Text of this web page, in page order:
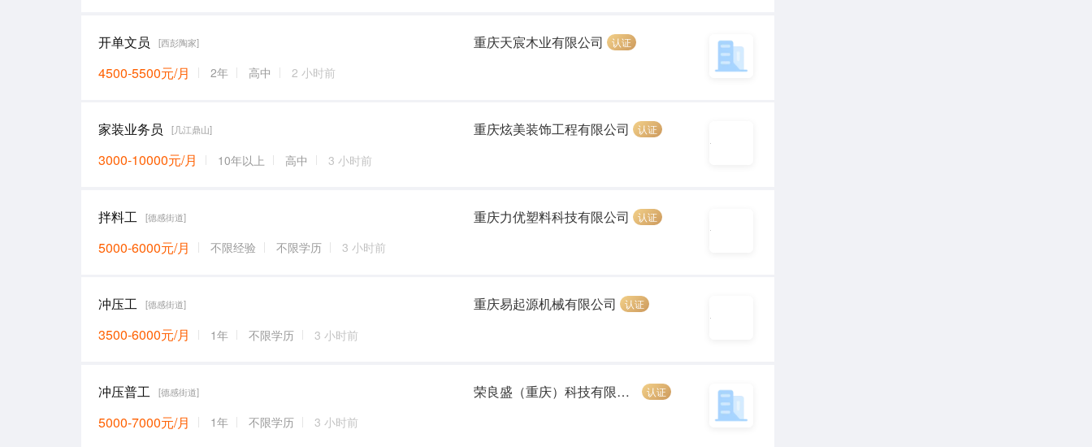
开单文员 [西彭陶家]
4500-5500元/月 2年 高中 2 小时前
重庆天宸木业有限公司 认证
家装业务员 [几江鼎山]
3000-10000元/月 10年以上 高中 3 小时前
重庆炫美装饰工程有限公司 认证
拌料工 [德感街道]
5000-6000元/月 不限经验 不限学历 3 小时前
重庆力优塑料科技有限公司 认证
冲压工 [德感街道]
3500-6000元/月 1年 不限学历 3 小时前
重庆易起源机械有限公司 认证
冲压普工 [德感街道]
5000-7000元/月 1年 不限学历 3 小时前
荣良盛（重庆）科技有限公司 认证